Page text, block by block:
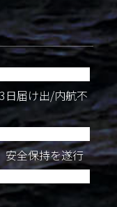
日届け出/内航不
安全保持を遂行